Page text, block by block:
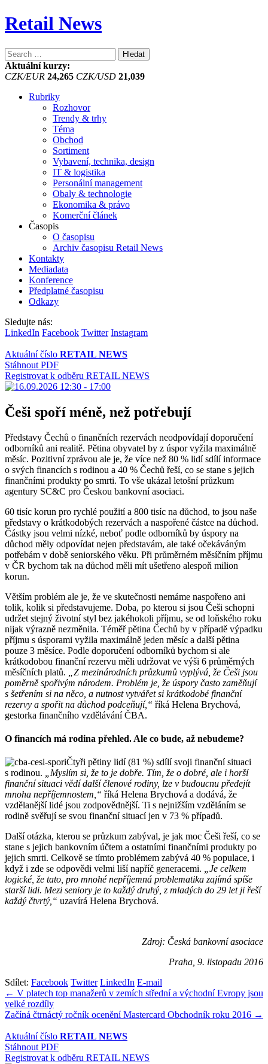
Retail News
Vyhledávání
Aktuální kurzy:
CZK/EUR 24,265 CZK/USD 21,039
Rubriky
Rozhovor
Trendy & trhy
Téma
Obchod
Sortiment
Vybavení, technika, design
IT & logistika
Personální management
Obaly & technologie
Ekonomika & právo
Komerční článek
Časopis
O časopisu
Archiv časopisu Retail News
Kontakty
Mediadata
Konference
Předplatné časopisu
Odkazy
Sledujte nás:
LinkedIn Facebook Twitter Instagram
Aktuální číslo RETAIL NEWS
Stáhnout PDF
Registrovat k odběru RETAIL NEWS
Češi spoří méně, než potřebují
Představy Čechů o finančních rezervách neodpovídají doporučení
odborníků ani realitě. Pětina obyvatel by z úspor vyžila maximálně
měsíc. Pozitivní zprávou ale je, že více než 80 % lidí sdílí informace
o svých financích s rodinou a 40 % Čechů řeší, co se stane s jejich
finančními produkty po smrti. To vše ukázal letošní průzkum
agentury SC&C pro Českou bankovní asociaci.
60 tisíc korun pro rychlé použití a 800 tisíc na důchod, to jsou naše
představy o krátkodobých rezervách a naspořené částce na důchod.
Částky jsou velmi nízké, neboť podle odborníků by úspory na
důchod měly odpovídat nejen představám, ale také očekáváným
potřebám v době seniorského věku. Při průměrném měsíčním příjmu
v ČR bychom tak na důchod měli mít ušetřeno alespoň milion
korun.
Větším problém ale je, že ve skutečnosti nemáme naspořeno ani
tolik, kolik si představujeme. Doba, po kterou si jsou Češi schopni
udržet stejný životní styl bez jakéhokoli příjmu, se od loňského roku
nijak výrazně nezměnila. Téměř pětina Čechů by v případě výpadku
příjmu s úsporami vyžila maximálně jeden měsíc a další pětina
pouze 3 měsíce. Podle doporučení odborníků bychom si ale
krátkodobou finanční rezervu měli udržovat ve výši 6 průměrných
měsíčních platů.
„Z mezinárodních průzkumů vyplývá, že Češi jsou
poměrně spořivým národem. Problém je, že úspory často zaměňují
s šetřením si na něco, a nutnost vytvářet si krátkodobé finanční
rezervy a spořit na důchod podceňují,“ říká Helena Brychová,
gestorka finančního vzdělávání ČBA.
O financích má rodina přehled. Ale co bude, až nebudeme?
Čtyři pětiny lidí (81 %) sdílí svoji finanční situaci
s rodinou.
„Myslím si, že to je dobře. Tím, že o dobré, ale i horší
finanční situaci vědí další členové rodiny, lze v budoucnu předejít
mnoha nepříjemnostem,“ říká Helena Brychová a dodává, že
vzdělanější lidé jsou zodpovědnější. Ti s nejnižším vzděláním se
rodině svěřují se svou finanční situací jen v 73 % případů.
Další otázka, kterou se průzkum zabýval, je jak moc Češi řeší, co se
stane s jejich bankovním účtem a ostatními finančními produkty po
jejich smrti. Celkově se tímto problémem zabývá 40 % populace, i
když i zde se odpovědi velmi liší napříč generacemi.
„Je celkem
logické, že tato, pro mnohé nepříjemná problematika zajímá spíše
starší lidi. Mezi seniory je to každý druhý, z mladých do 29 let ji řeší
každý čtvrtý,“ uzavírá Helena Brychová.
Zdroj: Česká bankovní asociace
Praha, 9. listopadu 2016
Sdílet: Facebook Twitter LinkedIn E-mail
Navigace
pro
← V platech top manažerů v zemích střední a východní Evropy jsou
velké rozdíly
Začíná čtrnáctý ročník ocenění Mastercard Obchodník roku 2016 →
Aktuální číslo RETAIL NEWS
Stáhnout PDF
Registrovat k odběru RETAIL NEWS